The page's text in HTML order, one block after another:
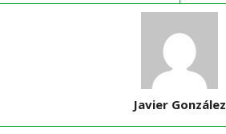
Javier González